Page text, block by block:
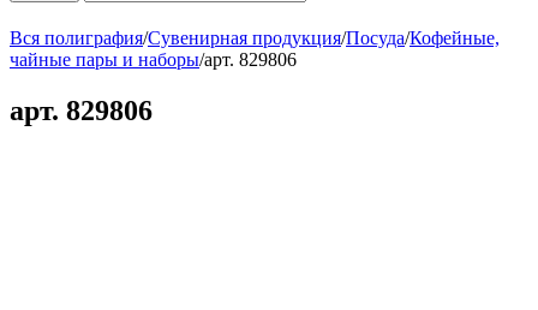
Вся полиграфия/Сувенирная продукция/Посуда/Кофейные,
чайные пары и наборы/арт. 829806
арт. 829806